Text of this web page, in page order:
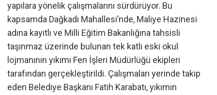
yapılara yönelik çalışmalarını sürdürüyor. Bu
kapsamda Dağkadı Mahallesi’nde, Maliye Hazinesi
adına kayıtlı ve Milli Eğitim Bakanlığına tahsisli
taşınmaz üzerinde bulunan tek katlı eski okul
lojmanının yıkımı Fen İşleri Müdürlüğü ekipleri
tarafından gerçekleştirildi. Çalışmaları yerinde takip
eden Belediye Başkanı Fatih Karabatı, yıkımın